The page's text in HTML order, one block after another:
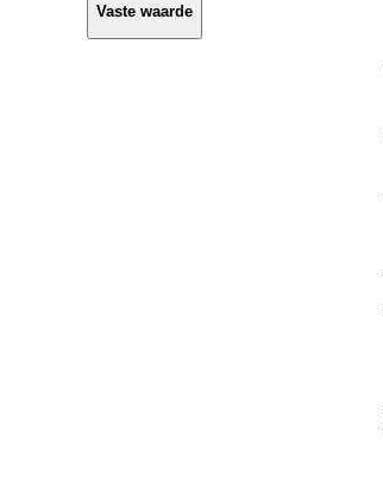
Vaste waarde